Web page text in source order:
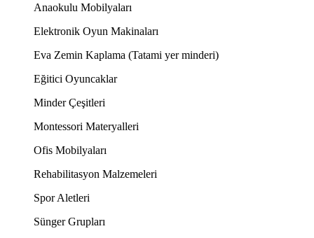
Anaokulu Mobilyaları
Elektronik Oyun Makinaları
Eva Zemin Kaplama (Tatami yer minderi)
Eğitici Oyuncaklar
Minder Çeşitleri
Montessori Materyalleri
Ofis Mobilyaları
Rehabilitasyon Malzemeleri
Spor Aletleri
Sünger Grupları